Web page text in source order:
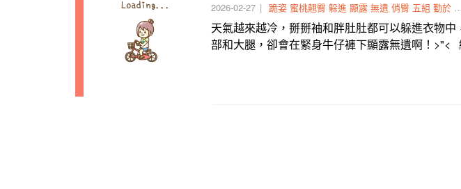
2026-02-27 跪姿 蜜桃翹臀 躲進 顯露 無遺 俏臀 五組 勤於
天氣越來越冷，掰掰袖和胖肚肚都可以躲進衣物
部和大腿，卻會在緊身牛仔褲下顯露無遺啊！>"<